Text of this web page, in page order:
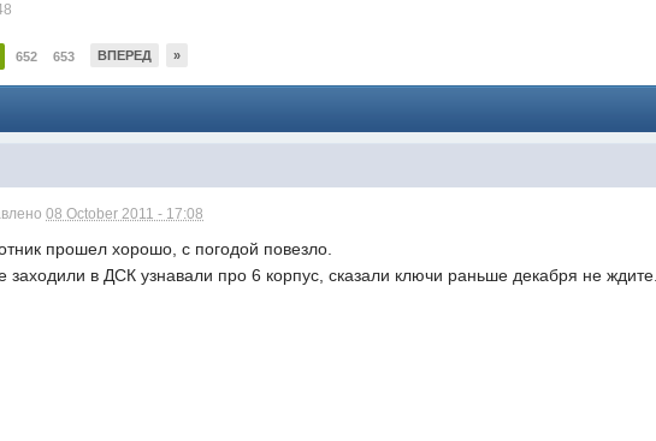
652 653 ВПЕРЕД »
08 October 2011 - 17:08
прошел хорошо, с погодой повезло.
заходили в ДСК узнавали про 6 корпус, сказали ключи раньше декабря не ждите.